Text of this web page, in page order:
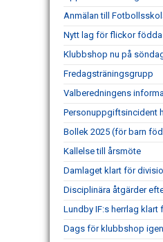
Anmälan till
Nytt lag för flickor födda
Klubbshop nu på
Fredagsträningsgrupp
Valberedningens
Personuppgiftsincident
Bollek 2025 (för barn
Kallelse till årsmöte
Damlaget klart för
Disciplinära åtgärder
Lundby IF:s herrlag klart
Dags för klubbshop